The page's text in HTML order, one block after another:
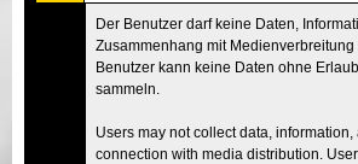
Der Benutzer darf keine Daten,
Zusammenhang mit
Benutzer kann keine Daten ohne
sammeln.
Users may not collect data,
connection with media distribution.